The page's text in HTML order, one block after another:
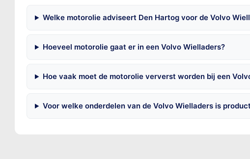
Welke motorolie adviseert Den Hartog voor de Volvo
Hoeveel motorolie gaat er in een Volvo Wielladers?
Hoe vaak moet de motorolie ververst worden bij een
Voor welke onderdelen van de Volvo Wielladers is